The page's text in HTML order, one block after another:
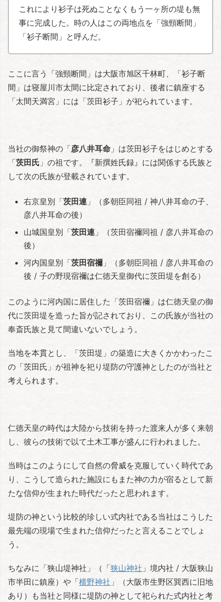
これにより衫子は死ぬことなくもう一ヶ所の堤も無
事に完成した。時の人はこの両地点を「強頸断間」
「衫子断間」と呼んだ。
ここに言う「強頸断間」は大阪市旭区千林町、「衫子断
間」は寝屋川市太間に比定されており、後者に鎮座する
「太間天満宮」には「茨田衫子」が祀られています。
当社の御祭神の「彦八井耳命 」は茨田衫子をはじめとする
「茨田氏 」の祖です。『新撰姓氏録』には関係する氏族と
して次の氏族が登載されています。
右京皇別「茨田連 」（多朝臣同祖 / 神八井耳命の子、
彦八井耳命の後）
山城国皇別「茨田連 」（茨田宿禰同祖 / 彦八井耳命の
後）
河内国皇別「茨田宿禰 」（多朝臣同祖 / 彦八井耳命の
後 / 子の野現宿禰は仁徳天皇御代に茨田堤を創る）
このように河内国に居住した「茨田宿禰」は仁徳天皇の御
代に茨田堤を造った旨が記されており、この氏族が当社の
奉斎氏族と見て間違いないでしょう。
当地を本貫とし、「茨田堤」の築造に大きくかかわったこ
の「茨田氏」が祖神を祀り堤防の守護神としたのが当社と
考えられます。
仁徳天皇の時代は大陸から技術を持った渡来人が多く来朝
し、彼らの技術で以て土木工事が盛んに行われました。
当時はこのようにして自然の脅威を克服していく時代であ
り、こうして造られた施設にもまた神の力が宿るとして新
たな信仰が生まれた時代だったと思われます。
堤防の神という比較的珍しい式内社である当社はこうした
最先端の現場で生まれた信仰だったと言えることでしょ
う。
ちなみに「狭山堤神社」（「狭山神社 」境内社 / 大阪狭山
市半田に鎮座）や「横野神社 」（大阪市生野区巽西に旧地
あり）も当社と同様に堤防の神として祀られた式内社と考